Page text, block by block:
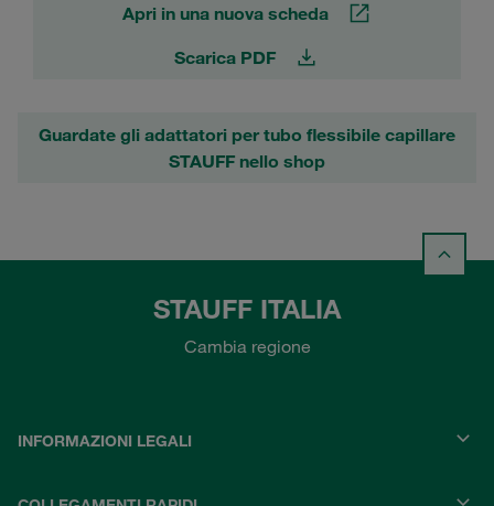
Apri in una nuova scheda
Scarica PDF
Guardate gli adattatori per tubo flessibile capillare
STAUFF nello shop
STAUFF ITALIA
Cambia regione
INFORMAZIONI LEGALI